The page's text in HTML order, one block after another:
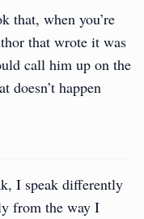
that, when you’re
that wrote it was
call him up on the
doesn’t happen
I speak differently
from the way I